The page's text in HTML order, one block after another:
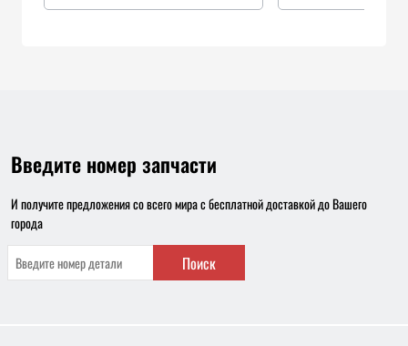
Введите номер запчасти
И получите предложения со всего мира с бесплатной доставкой до Вашего
города
Поиск